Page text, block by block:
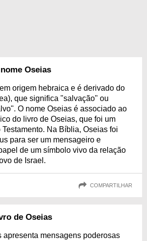
Oseias
origem hebraica e é derivado do
O nome Oseias é associado ao
do livro de Oseias, que foi um
Testamento. Na Bíblia, Oseias foi
para ser um mensageiro e
de um símbolo vivo da relação
de Israel.
COMPARTILHAR
de Oseias
apresenta mensagens poderosas